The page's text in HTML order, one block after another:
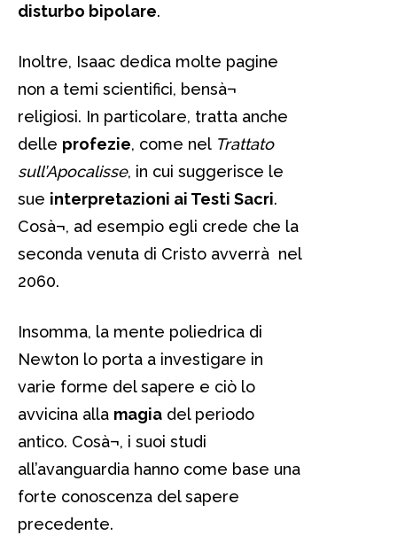
disturbo bipolare.
Inoltre, Isaac dedica molte pagine
non a temi scientifici, bensà¬
religiosi. In particolare, tratta anche
delle profezie, come nel Trattato
sull’Apocalisse, in cui suggerisce le
sue interpretazioni ai Testi Sacri.
Cosà¬, ad esempio egli crede che la
seconda venuta di Cristo avverrà nel
2060.
Insomma, la mente poliedrica di
Newton lo porta a investigare in
varie forme del sapere e ciò lo
avvicina alla magia del periodo
antico. Cosà¬, i suoi studi
all’avanguardia hanno come base una
forte conoscenza del sapere
precedente.